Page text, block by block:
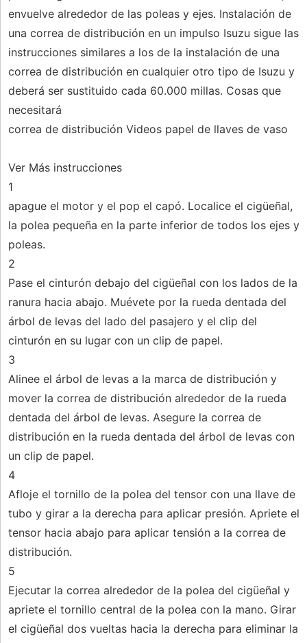
envuelve alrededor de las poleas y ejes. Instalación de
una correa de distribución en un impulso Isuzu sigue las
instrucciones similares a los de la instalación de una
correa de distribución en cualquier otro tipo de Isuzu y
deberá ser sustituido cada 60.000 millas. Cosas que
necesitará
correa de distribución Videos papel de llaves de vaso
Ver Más instrucciones
1
apague el motor y el pop el capó. Localice el cigüeñal,
la polea pequeña en la parte inferior de todos los ejes y
poleas.
2
Pase el cinturón debajo del cigüeñal con los lados de la
ranura hacia abajo. Muévete por la rueda dentada del
árbol de levas del lado del pasajero y el clip del
cinturón en su lugar con un clip de papel.
3
Alinee el árbol de levas a la marca de distribución y
mover la correa de distribución alrededor de la rueda
dentada del árbol de levas. Asegure la correa de
distribución en la rueda dentada del árbol de levas con
un clip de papel.
4
Afloje el tornillo de la polea del tensor con una llave de
tubo y girar a la derecha para aplicar presión. Apriete el
tensor hacia abajo para aplicar tensión a la correa de
distribución.
5
Ejecutar la correa alrededor de la polea del cigüeñal y
apriete el tornillo central de la polea con la mano. Girar
el cigüeñal dos vueltas hacia la derecha para eliminar la